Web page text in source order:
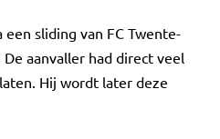
sliding van FC Twente-
aanvaller had direct veel
Hij wordt later deze